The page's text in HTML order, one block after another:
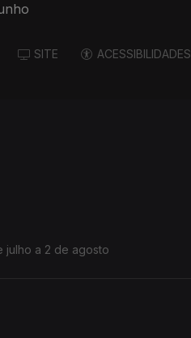
SITE ACESSIBILIDADES
julho a 2 de agosto